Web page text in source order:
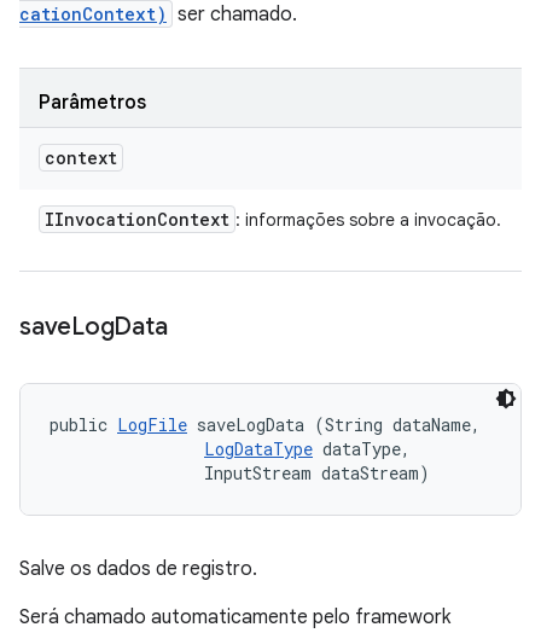
cationContext) ser chamado.
Parâmetros
context
IInvocationContext : informações sobre a invocação.
saveLogData
public LogFile saveLogData (String dataName,
LogDataType dataType,
                InputStream dataStream)
Salve os dados de registro.
Será chamado automaticamente pelo framework